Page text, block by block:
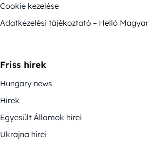
Cookie kezelése
Adatkezelési tájékoztató – Helló Magyar
Friss hírek
Hungary news
Hírek
Egyesült Államok hírei
Ukrajna hírei